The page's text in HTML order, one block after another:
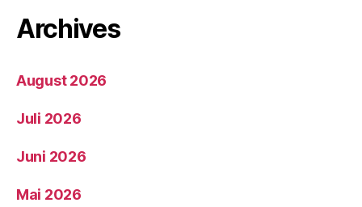
Archives
August 2026
Juli 2026
Juni 2026
Mai 2026